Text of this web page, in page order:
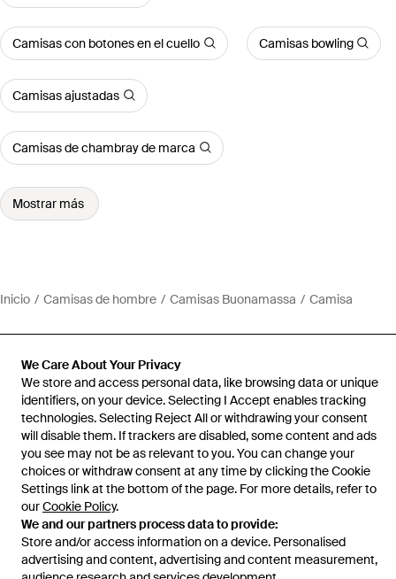
We Care About Your Privacy
We store and access personal data, like browsing data or unique
identifiers, on your device. Selecting I Accept enables tracking
technologies. Selecting Reject All or withdrawing your consent
will disable them. If trackers are disabled, some content and ads
you see may not be as relevant to you. You can change your
choices or withdraw consent at any time by clicking the Cookie
Settings link at the bottom of the page. For more details, refer to
ourCookie Policy.
We and our partners process data to provide:
Store and/or access information on a device. Personalised
advertising and content, advertising and content measurement,
Camisas con botones en el cuello Camisas bowling
Camisas ajustadas
Camisas de chambray de marca
Mostrar más
Inicio Camisas de hombre Camisas Buonamassa Camisa
Ayuda e información